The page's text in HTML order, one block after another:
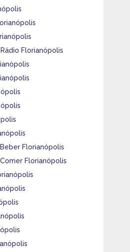
Florianópolis
Florianópolis
Florianópolis